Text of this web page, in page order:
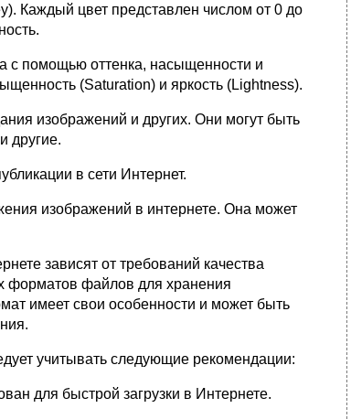
Каждый цвет представлен числом от 0 до
с помощью оттенка, насыщенности и
(Saturation) и яркость (Lightness).
изображений и других. Они могут быть
другие.
в сети Интернет.
изображений в интернете. Она может
зависят от требований качества
форматов файлов для хранения
имеет свои особенности и может быть
учитывать следующие рекомендации:
для быстрой загрузки в Интернете.